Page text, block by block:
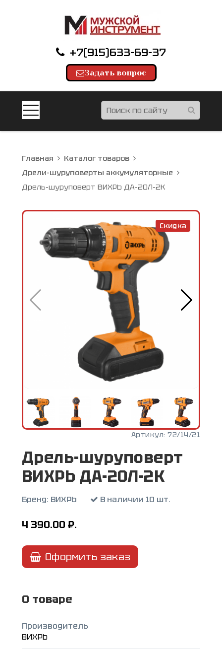
+7(915)633-69-37
Задать вопрос
Главная
Каталог товаров
Дрели-шуруповерты аккумуляторные
Дрель-шуруповерт ВИХРЬ ДА-20Л-2К
Скидка
Артикул: 72/14/21
Дрель-шуруповерт
ВИХРЬ ДА-20Л-2К
Бренд: ВИХРЬ В наличии 10 шт.
4 390.00 ₽.
Оформить заказ
О товаре
Производитель
ВИХРЬ